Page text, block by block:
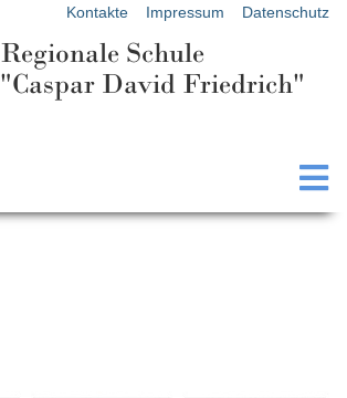
Kontakte Impressum Datenschutz
Regionale Schule
"Caspar David Friedrich"